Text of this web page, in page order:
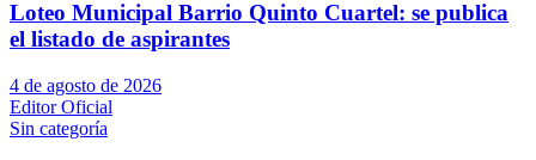
Loteo Municipal Barrio Quinto Cuartel: se publica
el listado de aspirantes
4 de agosto de 2026
Editor Oficial
Sin categoría